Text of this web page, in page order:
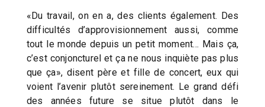
«Du travail, on en a, des clients également. Des
difficultés d’approvisionnement aussi, comme
tout le monde depuis un petit moment… Mais ça,
c’est conjoncturel et ça ne nous inquiète pas plus
que ça», disent père et fille de concert, eux qui
voient l’avenir plutôt sereinement. Le grand défi
des années future se situe plutôt dans le